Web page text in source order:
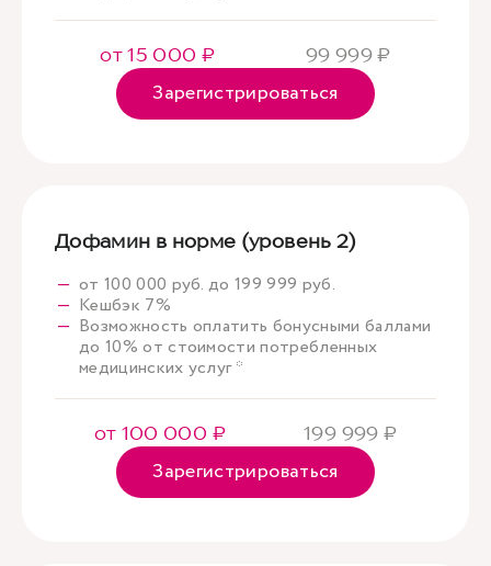
от 15 000 ₽ 99 999 ₽
Зарегистрироваться
Дофамин в норме (уровень 2)
от 100 000 руб. до 199 999 руб.
Кешбэк 7%
Возможность оплатить бонусными баллами
до 10% от стоимости потребленных
медицинских услуг *
от 100 000 ₽ 199 999 ₽
Зарегистрироваться